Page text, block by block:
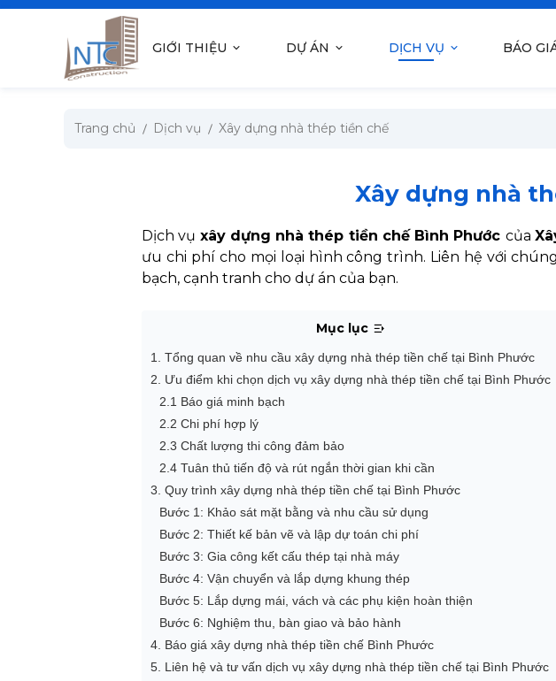
GIỚI THIỆU DỰ ÁN DỊCH VỤ BÁO
Trang chủ Dịch vụ Xây dựng nhà thép tiền chế
Xây dựng nhà
Dịch vụ xây dựng nhà thép tiền chế Bình Phước của
ưu chi phí cho mọi loại hình công trình. Liên hệ với
bạch, cạnh tranh cho dự án của bạn.
Mục lục
1. Tổng quan về nhu cầu xây dựng nhà thép tiền chế tại Bình Phước
2. Ưu điểm khi chọn dịch vụ xây dựng nhà thép tiền chế tại Bình Phước
2.1 Báo giá minh bạch
2.2 Chi phí hợp lý
2.3 Chất lượng thi công đảm bảo
2.4 Tuân thủ tiến độ và rút ngắn thời gian khi cần
3. Quy trình xây dựng nhà thép tiền chế tại Bình Phước
Bước 1: Khảo sát mặt bằng và nhu cầu sử dụng
Bước 2: Thiết kế bản vẽ và lập dự toán chi phí
Bước 3: Gia công kết cấu thép tại nhà máy
Bước 4: Vận chuyển và lắp dựng khung thép
Bước 5: Lắp dựng mái, vách và các phụ kiện hoàn thiện
Bước 6: Nghiệm thu, bàn giao và bảo hành
4. Báo giá xây dựng nhà thép tiền chế Bình Phước
5. Liên hệ và tư vấn dịch vụ xây dựng nhà thép tiền chế tại Bình Phước